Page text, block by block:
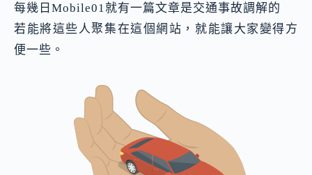
每幾日Mobile01就有一篇文章是交通事故調解的
若能將這些人聚集在這個網站，就能讓大家變得方
便一些。